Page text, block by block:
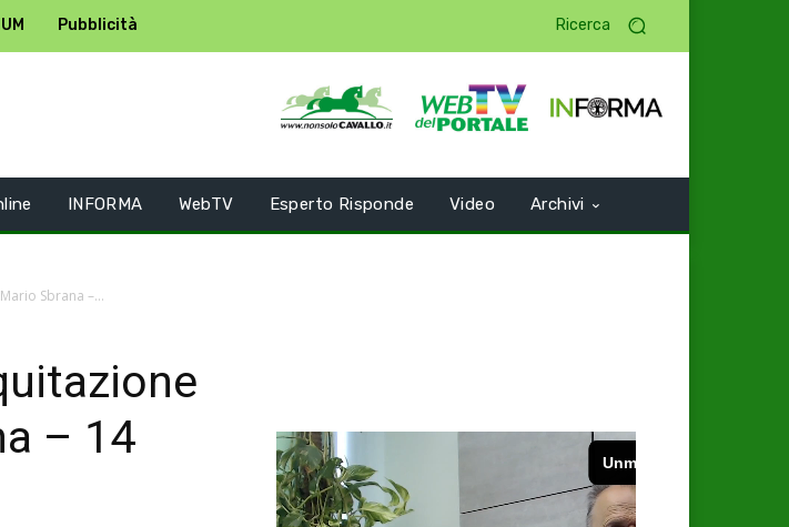
Pubblicità Ricerca
INFORMA WebTV Esperto Risponde Video Archivi
Sbrana –...
– 14